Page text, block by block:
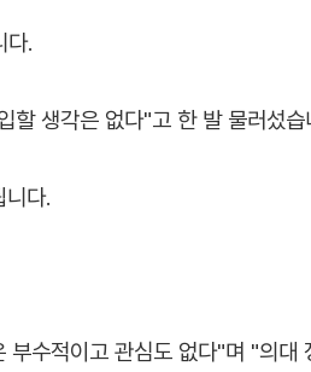
다.
할 생각은 없다"고 한 발 물러섰습
다.
수적이고 관심도 없다"며 "의대